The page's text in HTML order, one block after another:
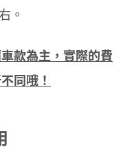
。
款為主，實際的費
同哦！